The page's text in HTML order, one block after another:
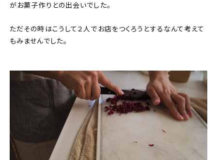
がお菓子作りとの出会いでした。
ただその時はこうして２人でお店をつくろうとするなんて考えて
もみませんでした。